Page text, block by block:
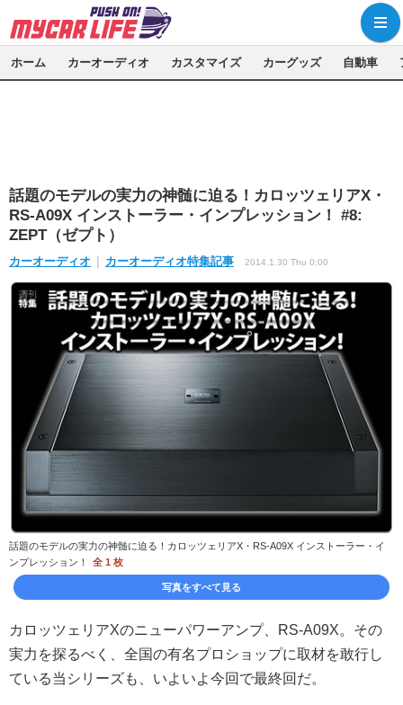
ホーム カーオーディオ カスタマイズ カーグッズ 自動車
話題のモデルの実力の神髄に迫る！カロッツェリアX・
RS-A09X インストーラー・インプレッション！ #8:
ZEPT（ゼプト）
カーオーディオ カーオーディオ特集記事 2014.1.30 Thu 0:00
話題のモデルの実力の神髄に迫る！カロッツェリアX・RS-A09X インストーラー・イ
ンプレッション！
全 1 枚
写真をすべて見る
カロッツェリアXのニューパワーアンプ、RS-A09X。その
実力を探るべく、全国の有名プロショップに取材を敢行し
ている当シリーズも、いよいよ今回で最終回だ。